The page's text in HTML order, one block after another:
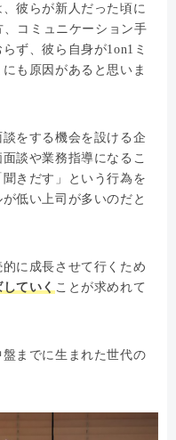
彼らが新人だった頃に
コミュニケーション手
ず、彼ら自身が1on1ミ
も原因があると思いま
をする機会を設ける企
談や業務指導になるこ
きだす」という行為を
低い上司が多いのだと
に成長させて行くため
していくことが求めれて
までに生まれた世代の